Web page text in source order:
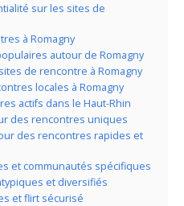
sur les sites de
à Romagny
autour de Romagny
de rencontre à Romagny
locales à Romagny
actifs dans le Haut-Rhin
des rencontres uniques
des rencontres rapides et
et communautés spécifiques
et diversifiés
et flirt sécurisé